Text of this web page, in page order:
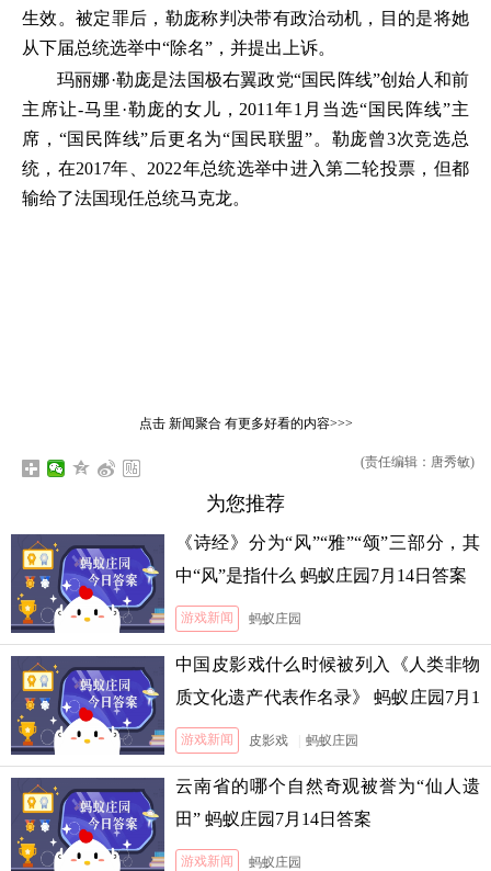
生效。被定罪后，勒庞称判决带有政治动机，目的是将她
从下届总统选举中“除名”，并提出上诉。
玛丽娜·勒庞是法国极右翼政党“国民阵线”创始人和前
主席让-马里·勒庞的女儿，2011年1月当选“国民阵线”主
席，“国民阵线”后更名为“国民联盟”。勒庞曾3次竞选总
统，在2017年、2022年总统选举中进入第二轮投票，但都
输给了法国现任总统马克龙。
点击 新闻聚合有更多好看的内容>>>
(责任编辑：唐秀敏)
为您推荐
《诗经》分为“风”“雅”“颂”三部分，其
中“风”是指什么 蚂蚁庄园7月14日答案
游戏新闻 蚂蚁庄园
中国皮影戏什么时候被列入《人类非物
质文化遗产代表作名录》 蚂蚁庄园7月1
3日答案
游戏新闻 皮影戏 蚂蚁庄园
云南省的哪个自然奇观被誉为“仙人遗
田” 蚂蚁庄园7月14日答案
游戏新闻 蚂蚁庄园